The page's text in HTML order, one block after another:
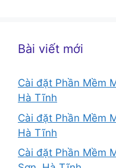
Bài viết mới
Cài đặt Phần Mềm
Hà Tĩnh
Cài đặt Phần Mềm
Hà Tĩnh
Cài đặt Phần Mềm